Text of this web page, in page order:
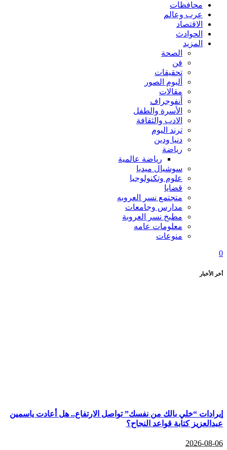
محافظات
عرب وعالم
الاقتصاد
الحوادث
المزيد
الصحة
فن
تحقيقات
ألبوم الصور
مقالات
أنفوجراف
الأسرة والطفل
الادب والثقافة
ترند اليوم
دنيا ودين
رياضة
رياضة عالمية
سوشيال ميديا
علوم وتكنولوجيا
قضايا
متجتمع نسر العروبه
مدارس وجامعات
مطبخ نسر العروبة
معلومات عامه
منوعات
0
أخر الأخبار
إيرادات “خلي بالك من نفسك” تواصل الارتفاع.. هل أعادت ياسمين
عبدالعزيز كتابة قواعد النجاح؟
2026-08-06